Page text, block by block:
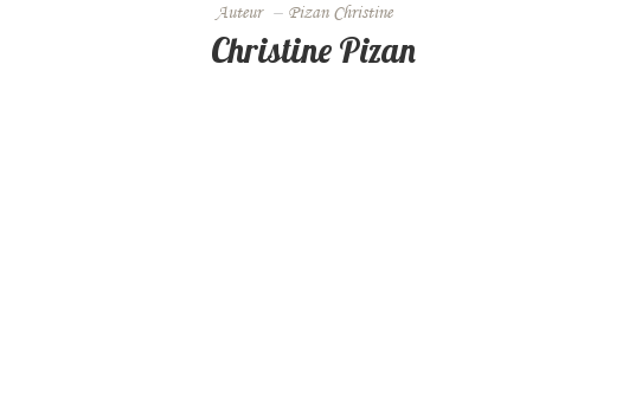
Auteur – Pizan Christine
Christine Pizan